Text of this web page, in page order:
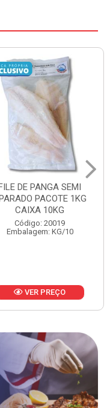
POLACA DESFIADA
PCT5KG
CX10KG
Código: 20161
Embalagem: KG/10
VER PREÇO